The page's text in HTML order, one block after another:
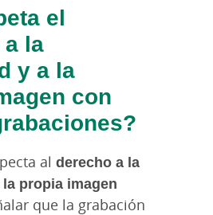
el
la
y a la
con
al derecho a la
propia imagen
que la grabación